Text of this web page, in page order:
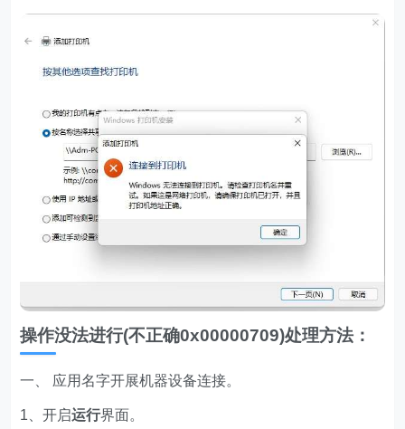
操作没法进行(不正确0x00000709)处理方法：
一、 应用名字开展机器设备连接。
1、开启运行界面。